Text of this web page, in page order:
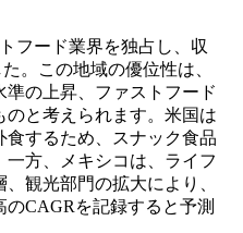
フード業界を独占し、収
。この地域の優位性は、
の上昇、ファストフード
と考えられます。米国は
するため、スナック食品
方、メキシコは、ライフ
観光部門の拡大により、
のCAGRを記録すると予測